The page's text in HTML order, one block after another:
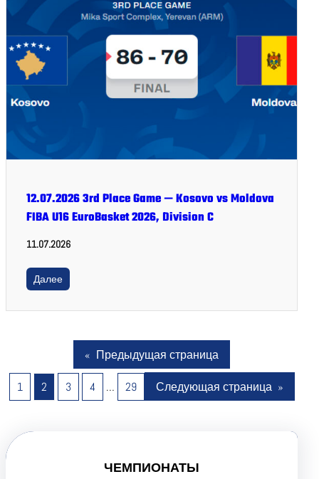
12.07.2026 3rd Place Game — Kosovo vs Moldova
FIBA U16 EuroBasket 2026, Division C
11.07.2026
Далее
« Предыдущая страница
1 2 3 4 … 29 Следующая страница »
ЧЕМПИОНАТЫ